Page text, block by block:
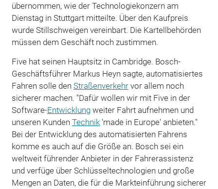
übernommen, wie der Technologiekonzern am
Dienstag in Stuttgart mitteilte. Über den Kaufpreis
wurde Stillschweigen vereinbart. Die Kartellbehörden
müssen dem Geschäft noch zustimmen.
Five hat seinen Hauptsitz in Cambridge. Bosch-
Geschäftsführer Markus Heyn sagte, automatisiertes
Fahren solle den Straßenverkehrvor allem noch
sicherer machen. "Dafür wollen wir mit Five in der
Software-Entwicklungweiter Fahrt aufnehmen und
unseren Kunden Technik'made in Europe' anbieten."
Bei der Entwicklung des automatisierten Fahrens
komme es auch auf die Größe an. Bosch sei ein
weltweit führender Anbieter in der Fahrerassistenz
und verfüge über Schlüsseltechnologien und große
Mengen an Daten, die für die Markteinführung sicherer